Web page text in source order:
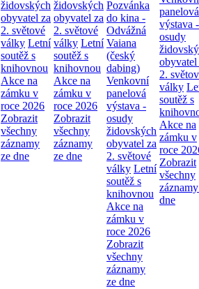
židovských
obyvatel za
2. světové
války Letní
soutěž s
knihovnou
Akce na
zámku v
roce 2026
Zobrazit
všechny
záznamy
ze dne
židovských
obyvatel za
2. světové
války Letní
soutěž s
knihovnou
Akce na
zámku v
roce 2026
Zobrazit
všechny
záznamy
ze dne
Pozvánka
do kina -
Odvážná
Vaiana
(český
dabing)
Venkovní
panelová
výstava -
osudy
židovských
obyvatel za
2. světové
války Letní
soutěž s
knihovnou
Akce na
zámku v
roce 2026
Zobrazit
všechny
záznamy
ze dne
panelová
výstava -
osudy
obyvatel
2.
války
soutěž s
Akce na
zámku v
roce
Zobrazit
všechny
dne